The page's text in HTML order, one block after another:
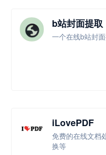
b站封面提取
一个在线b站封
iLovePDF
免费的在线文档
换等